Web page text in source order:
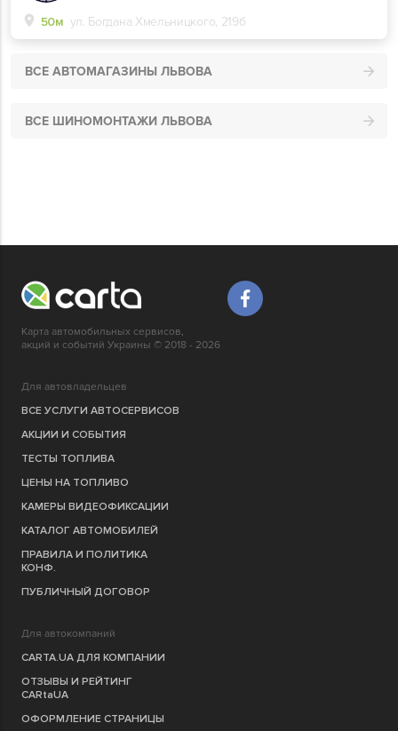
50м ул. Богдана Хмельницкого, 219б
ВСЕ АВТОМАГАЗИНЫ ЛЬВОВА
ВСЕ ШИНОМОНТАЖИ ЛЬВОВА
Карта автомобильных сервисов,
акций и событий Украины © 2018 - 2026
Для автовладельцев
ВСЕ УСЛУГИ АВТОСЕРВИСОВ
АКЦИИ И СОБЫТИЯ
ТЕСТЫ ТОПЛИВА
ЦЕНЫ НА ТОПЛИВО
КАМЕРЫ ВИДЕОФИКСАЦИИ
КАТАЛОГ АВТОМОБИЛЕЙ
ПРАВИЛА И ПОЛИТИКА
КОНФ.
ПУБЛИЧНЫЙ ДОГОВОР
Для автокомпаний
CARTA.UA ДЛЯ КОМПАНИИ
ОТЗЫВЫ И РЕЙТИНГ
CARtaUA
ОФОРМЛЕНИЕ СТРАНИЦЫ